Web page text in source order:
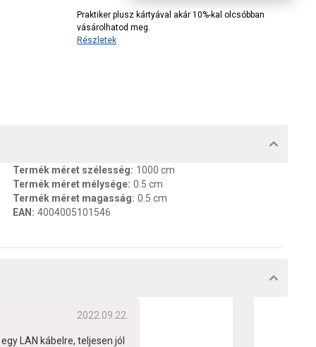
Praktiker plusz kártyával akár 10%-kal olcsóbban
vásárolhatod meg.
Részletek
Termék méret szélesség: 1000 cm
Termék méret mélysége: 0.5 cm
Termék méret magasság: 0.5 cm
EAN : 4004005101546
2022.09.22.
LAN kábelre, teljesen jól